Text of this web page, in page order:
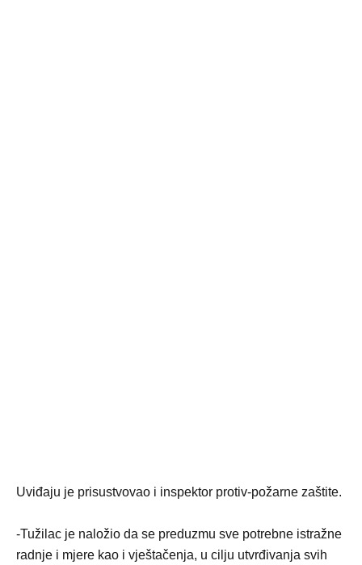
Uviđaju je prisustvovao i inspektor protiv-požarne zaštite.
-Tužilac je naložio da se preduzmu sve potrebne istražne
radnje i mjere kao i vještačenja, u cilju utvrđivanja svih